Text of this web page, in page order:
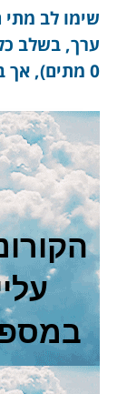
שימו לב מתי
0 מתים), אך ביהירותם כי רבה, הם לא הקשיבו: